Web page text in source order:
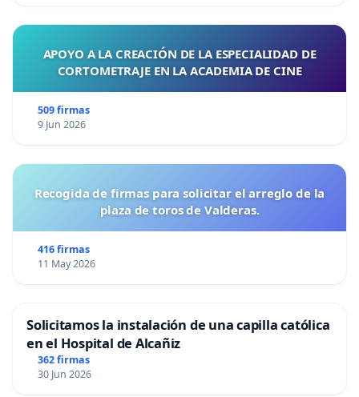
APOYO A LA CREACIÓN DE LA ESPECIALIDAD DE
CORTOMETRAJE EN LA ACADEMIA DE CINE
509 firmas
9 Jun 2026
Recogida de firmas para solicitar el arreglo de la
plaza de toros de Valderas.
416 firmas
11 May 2026
Solicitamos la instalación de una capilla católica
en el Hospital de Alcañiz
362 firmas
30 Jun 2026